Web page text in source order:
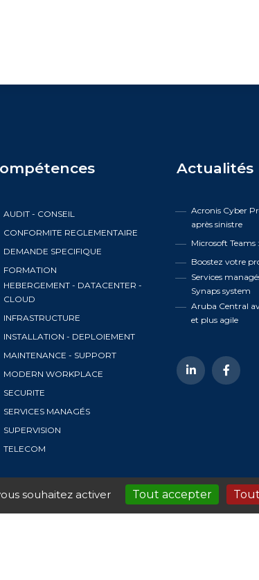
AUDIT - CONSEIL
CONFORMITE REGLEMENTAIRE
DEMANDE SPECIFIQUE
FORMATION
HEBERGEMENT - DATACENTER -
CLOUD
INFRASTRUCTURE
INSTALLATION - DEPLOIEMENT
MAINTENANCE - SUPPORT
MODERN WORKPLACE
SECURITE
SERVICES MANAGÉS
SUPERVISION
TELECOM
Actualités
Acronis Cyber
après sinistre
Microsoft
Boostez votre
Services
Synaps system
Aruba Central
et plus agile
souhaitez activer Tout accepter